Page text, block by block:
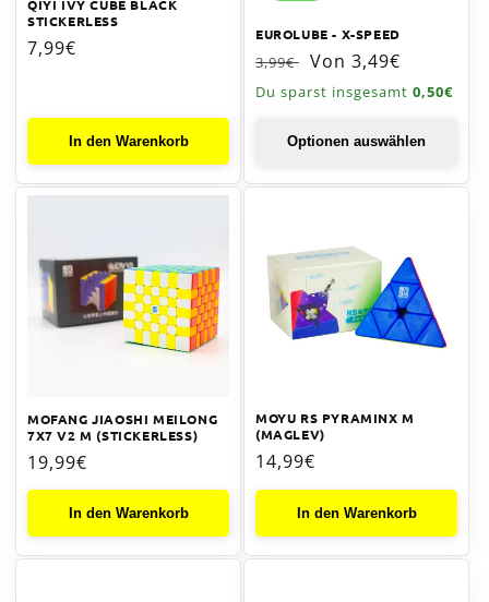
QIYI IVY CUBE BLACK
STICKERLESS
Normaler
7,99€
In den Warenkorb
EUROLUBE - X-SPEED
Normaler
Preis
3,99€ Verkaufspreis
Von 3,49€
Du sparst insgesamt 0,50€
Optionen auswählen
MOFANG JIAOSHI MEILONG
7X7 V2 M (STICKERLESS)
Normaler
Preis
19,99€
In den Warenkorb
MOYU RS PYRAMINX M
(MAGLEV)
Normaler
Preis
14,99€
In den Warenkorb